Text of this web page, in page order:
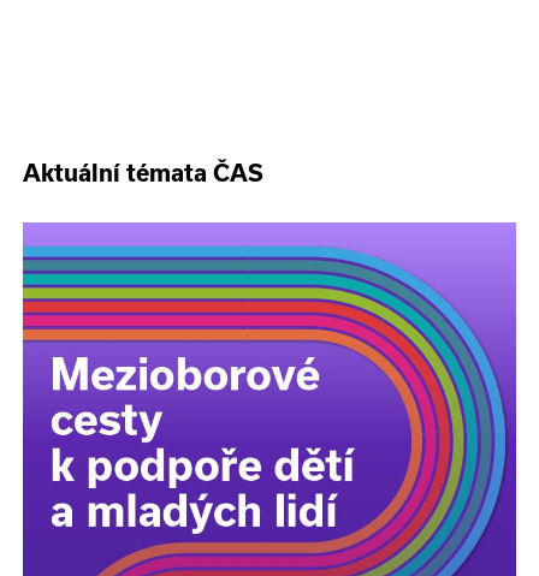
Aktuální témata ČAS